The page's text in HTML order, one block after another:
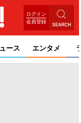
ログイン
会員登録
ース エンタメ